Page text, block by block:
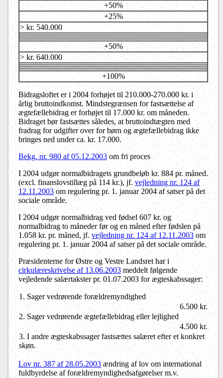
+50%
+25%
> kr. 540.000
+50%
> kr. 640.000
+100%
Bidragsloftet er i 2004 forhøjet til 210.000-270.000 kr. i
årlig bruttoindkomst. Mindstegrænsen for fastsættelse af
ægtefællebidrag er forhøjet til 17.000 kr. om måneden.
Bidraget bør fastsættes således, at bruttoindtægten med
fradrag for udgifter over for børn og ægtefællebidrag ikke
bringes ned under ca. kr. 17.000.
Bekg. nr. 980 af 05.12.2003 om fri proces
I 2004 udgør normalbidragets grundbeløb kr. 884 pr. måned.
(excl. finanslovstillæg på 114 kr.), jf.vejledning nr. 124 af
12.11.2003om regulering pr. 1. januar 2004 af satser på det
sociale område.
I 2004 udgør normalbidrag ved fødsel 607 kr. og
normalbidrag to måneder før og en måned efter fødslen på
1.058 kr. pr. måned, jf.vejledning nr. 124 af 12.11.2003om
regulering pr. 1. januar 2004 af satser på det sociale område.
Præsidenterne for Østre og Vestre Landsret har i
cirkulæreskrivelse af 13.06.2003meddelt følgende
vejledende salærtakster pr. 01.07.2003 for ægteskabssager:
1. Sager vedrørende forældremyndighed
6.500 kr.
2. Sager vedrørende ægtefællebidrag eller lejlighed
4.500 kr.
3. I andre ægteskabssager fastsættes salæret efter et konkret
skøn.
Lov nr. 387 af 28.05.2003 ændring af lov om international
fuldbyrdelse af forældremyndighedsafgørelser m.v.